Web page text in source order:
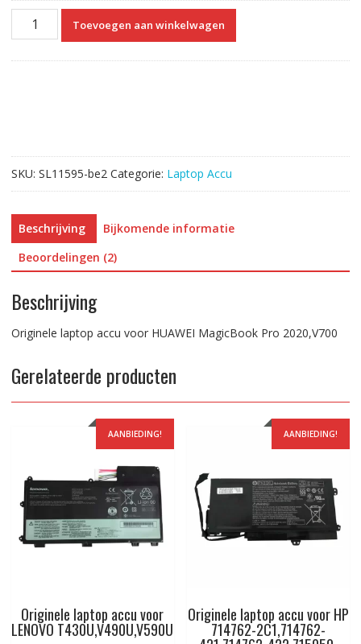
Originele
aantal
Toevoegen aan winkelwagen
SKU: SL11595-be2 Categorie: Laptop Accu
Beschrijving
Bijkomende informatie
Beoordelingen (2)
Beschrijving
Originele laptop accu voor HUAWEI MagicBook Pro 2020,V700
Gerelateerde producten
AANBIEDING!
Originele laptop accu voor
LENOVO T430U,V490U,V590U
AANBIEDING!
Originele laptop accu voor HP
714762-2C1,714762-